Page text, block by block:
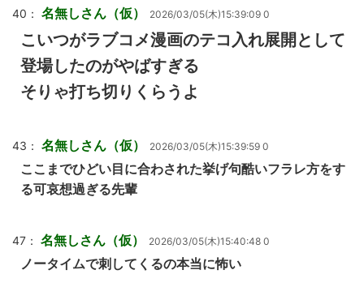
40： 名無しさん（仮） 2026/03/05(木)15:39:09 0
こいつがラブコメ漫画のテコ入れ展開として
登場したのがやばすぎる
そりゃ打ち切りくらうよ
43： 名無しさん（仮） 2026/03/05(木)15:39:59 0
ここまでひどい目に合わされた挙げ句酷いフラレ方をす
る可哀想過ぎる先輩
47： 名無しさん（仮） 2026/03/05(木)15:40:48 0
ノータイムで刺してくるの本当に怖い